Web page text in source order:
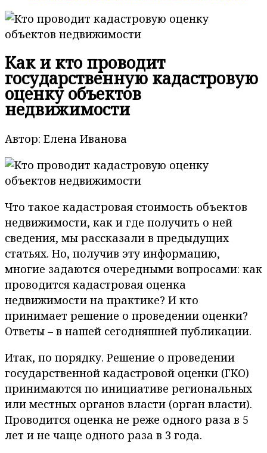
Как и кто проводит
государственную кадастровую
оценку объектов
недвижимости
Автор: Елена Иванова
Что такое кадастровая стоимость объектов
недвижимости, как и где получить о ней
сведения, мы рассказали в предыдущих
статьях. Но, получив эту информацию,
многие задаются очередными вопросами: как
проводится кадастровая оценка
недвижимости на практике? И кто
принимает решение о проведении оценки?
Ответы – в нашей сегодняшней публикации.
Итак, по порядку. Решение о проведении
государственной кадастровой оценки (ГКО)
принимаются по инициативе региональных
или местных органов власти (орган власти).
Проводится оценка не реже одного раза в 5
лет и не чаще одного раза в 3 года.